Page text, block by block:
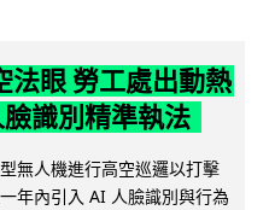
法眼 勞工處出動熱
識別精準執法
無人機進行高空巡邏以打擊
年內引入 AI 人臉識別與行為